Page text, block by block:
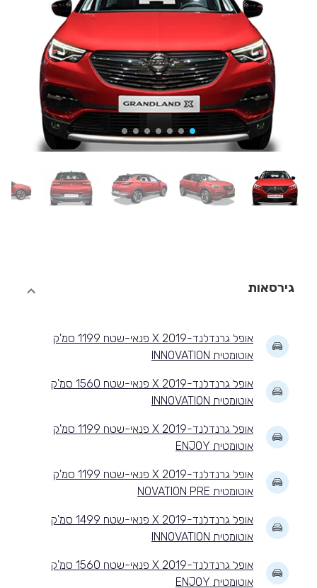
גירסאות
אופל גרנדלנד-X 2019 פנאי-שטח 1199 סמ'ק
אוטומטית INNOVATION
אופל גרנדלנד-X 2019 פנאי-שטח 1560 סמ'ק
אוטומטית INNOVATION
אופל גרנדלנד-X 2019 פנאי-שטח 1199 סמ'ק
אוטומטית ENJOY
אופל גרנדלנד-X 2019 פנאי-שטח 1199 סמ'ק
אוטומטית NOVATION PRE
אופל גרנדלנד-X 2019 פנאי-שטח 1499 סמ'ק
אוטומטית INNOVATION
אופל גרנדלנד-X 2019 פנאי-שטח 1560 סמ'ק
אוטומטית ENJOY